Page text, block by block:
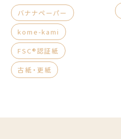
バナナペーパー
kome-kami
FSC®認証紙
古紙・更紙